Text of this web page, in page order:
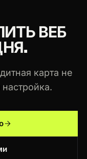
ВЕБ
карта не